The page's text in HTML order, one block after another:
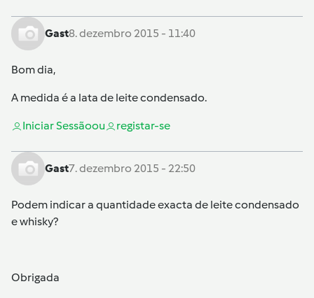
Gast8. dezembro 2015 - 11:40
Bom dia,
A medida é a lata de leite condensado.
Iniciar Sessãoou registar-se
Gast7. dezembro 2015 - 22:50
Podem indicar a quantidade exacta de leite condensado
e whisky?
Obrigada